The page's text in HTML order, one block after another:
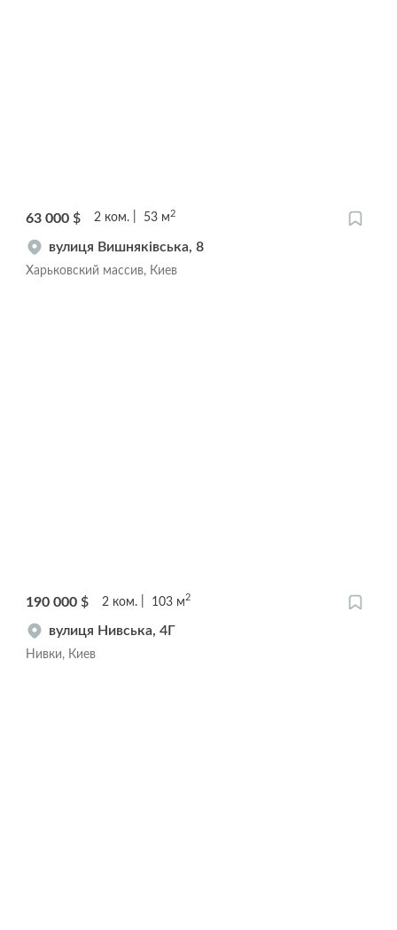
63 000 $ 2 ком. 53 м 2
вулиця Вишняківська, 8
Харьковский массив, Киев
190 000 $ 2 ком. 103 м2
вулиця Нивська, 4Г
Нивки, Киев